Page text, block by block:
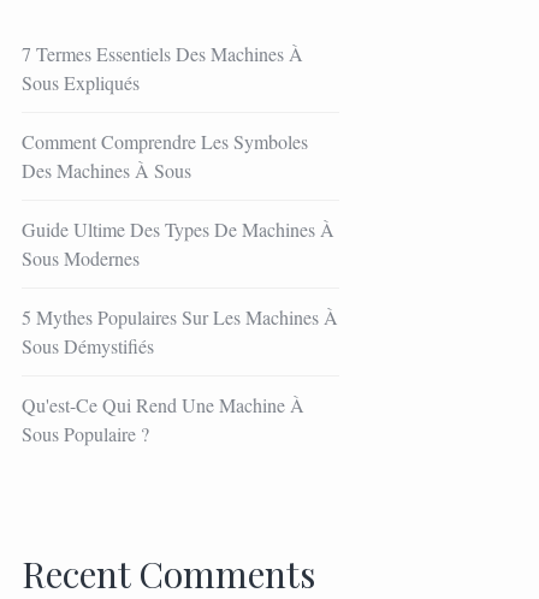
7 Termes Essentiels Des Machines À
Sous Expliqués
Comment Comprendre Les Symboles
Des Machines À Sous
Guide Ultime Des Types De Machines À
Sous Modernes
5 Mythes Populaires Sur Les Machines À
Sous Démystifiés
Qu'est-Ce Qui Rend Une Machine À
Sous Populaire ?
Recent Comments